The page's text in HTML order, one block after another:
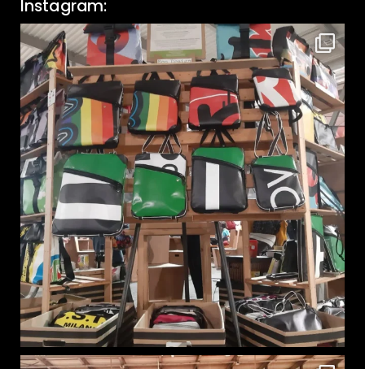
Instagram: